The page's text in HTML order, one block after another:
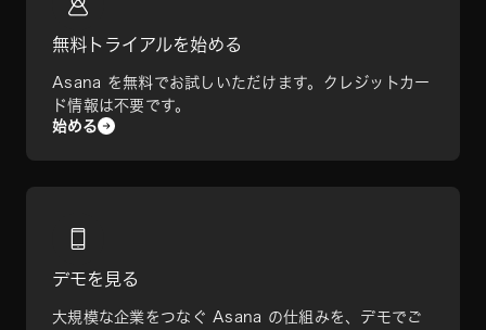
無料トライアルを始める
Asana を無料でお試しいただけます。クレジットカー
ド情報は不要です。
始める
デモを見る
大規模な企業をつなぐ Asana の仕組みを、デモでご